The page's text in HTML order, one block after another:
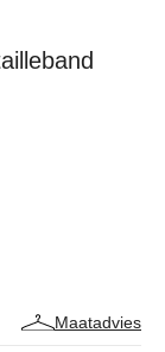
Maatadvies